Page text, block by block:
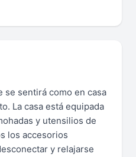
se sentirá como en casa
La casa está equipada
y utensilios de
los accesorios
y relajarse